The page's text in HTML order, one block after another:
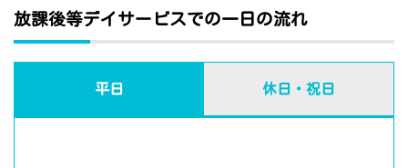
放課後等デイサービスでの一日の流れ
平日 休日・祝日